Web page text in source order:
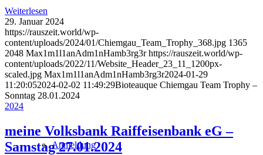
Anmeldung
Weiterlesen
29. Januar 2024
https://rauszeit.world/wp-
content/uploads/2024/01/Chiemgau_Team_Trophy_368.jpg 1365
2048 Max1m1l1anAdm1nHamb3rg3r https://rauszeit.world/wp-
content/uploads/2022/11/Website_Header_23_11_1200px-
scaled.jpg Max1m1l1anAdm1nHamb3rg3r2024-01-29
11:20:052024-02-02 11:49:29Bioteauque Chiemgau Team Trophy –
Sonntag 28.01.2024
2024
meine Volksbank Raiffeisenbank eG –
Samstag 27.01.2024